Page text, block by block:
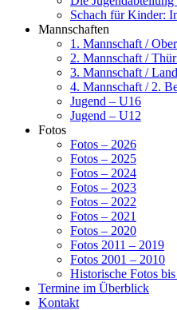
Schach für Kinder:
Mannschaften
1. Mannschaft /
2. Mannschaft /
3. Mannschaft /
4. Mannschaft / 2.
Jugend – U16
Jugend – U12
Fotos
Fotos – 2026
Fotos – 2025
Fotos – 2024
Fotos – 2023
Fotos – 2022
Fotos – 2021
Fotos – 2020
Fotos 2011 – 2019
Fotos 2001 – 2010
Historische Fotos
Termine im Überblick
Kontakt